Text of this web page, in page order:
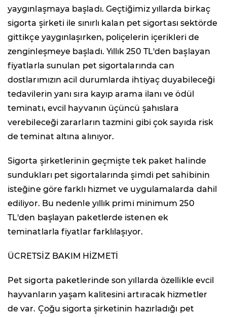
yaygınlaşmaya başladı. Geçtiğimiz yıllarda birkaç
sigorta şirketi ile sınırlı kalan pet sigortası sektörde
gittikçe yaygınlaşırken, poliçelerin içerikleri de
zenginleşmeye başladı. Yıllık 250 TL'den başlayan
fiyatlarla sunulan pet sigortalarında can
dostlarımızın acil durumlarda ihtiyaç duyabileceği
tedavilerin yanı sıra kayıp arama ilanı ve ödül
teminatı, evcil hayvanın üçüncü şahıslara
verebileceği zararların tazmini gibi çok sayıda risk
de teminat altına alınıyor.
Sigorta şirketlerinin geçmişte tek paket halinde
sundukları pet sigortalarında şimdi pet sahibinin
isteğine göre farklı hizmet ve uygulamalarda dahil
ediliyor. Bu nedenle yıllık primi minimum 250
TL'den başlayan paketlerde istenen ek
teminatlarla fiyatlar farklılaşıyor.
ÜCRETSİZ BAKIM HİZMETİ
Pet sigorta paketlerinde son yıllarda özellikle evcil
hayvanların yaşam kalitesini artıracak hizmetler
de var. Çoğu sigorta şirketinin hazırladığı pet